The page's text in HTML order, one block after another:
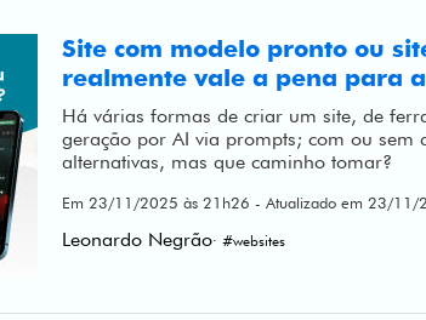
Site com modelo pronto ou
realmente vale a pena para
Há várias formas de criar um site, de
geração por AI via prompts; com ou sem
alternativas, mas que caminho tomar?
Em 23/11/2025 às 21h26 - Atualizado em 23/11/
Leonardo Negrão· #websites